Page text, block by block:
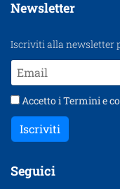
Newsletter
Iscriviti alla newsletter
Accetto iTermini e
Iscriviti
Seguici